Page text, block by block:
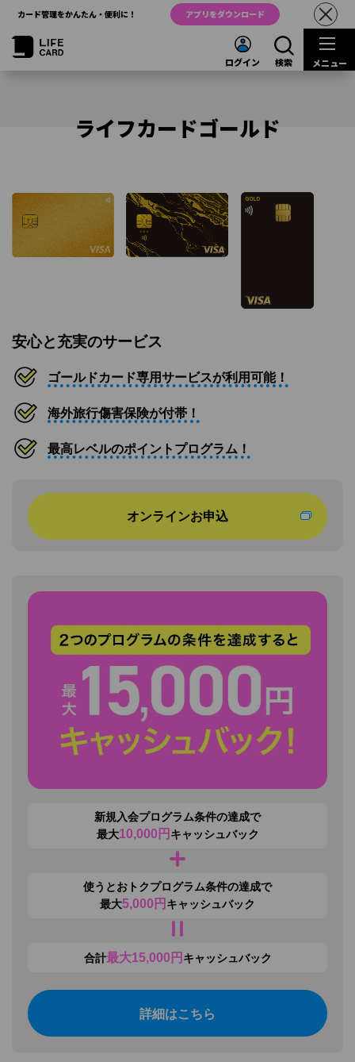
カード管理をかんたん・便利に！ アプリをダウンロード
ログイン 検索 メニュー
ライフカードゴールド
安心と充実のサービス
ゴールドカード専用サービスが利用可能！
海外旅行傷害保険が付帯！
最高レベルのポイントプログラム！
オンラインお申込
新規入会プログラム条件の達成で
最大10,000 円 キャッシュバック
使うとおトクプログラム条件の達成で
最大5,000 円 キャッシュバック
合計最大15,000 円 キャッシュバック
詳細はこちら